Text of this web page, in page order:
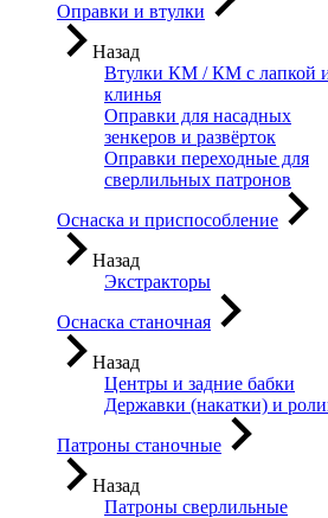
Оправки и втулки
Назад
Втулки КМ / КМ с лапкой
клинья
Оправки для насадных
зенкеров и развёрток
Оправки переходные для
сверлильных патронов
Оснаска и приспособление
Назад
Экстракторы
Оснаска станочная
Назад
Центры и задние бабки
Державки (накатки) и
Патроны станочные
Назад
Патроны сверлильные